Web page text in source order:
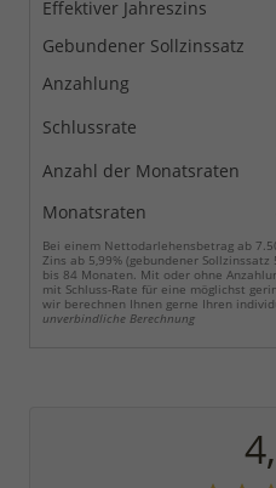
Effektiver Jahreszins
Gebundener Sollzinssatz
Anzahlung
Schlussrate
Anzahl der Monatsraten
Monatsraten
Bei einem Nettodarlehensbetrag ab
Zins ab 5,99% (gebundener
bis 84 Monaten. Mit oder ohne
mit Schluss-Rate für eine möglichst
wir berechnen Ihnen gerne Ihren
unverbindliche Berechnung